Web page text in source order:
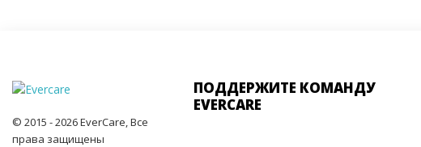
© 2015 - 2026 EverCare, Все
права защищены
ПОДДЕРЖИТЕ КОМАНДУ
EVERCARE